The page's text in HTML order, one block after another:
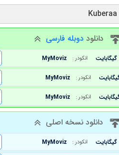
دانلود دوبله فارسی
انکودر : MyMoviz
انکودر : MyMoviz
انکودر : MyMoviz
دانلود نسخه اصلی
انکودر : MyMoviz